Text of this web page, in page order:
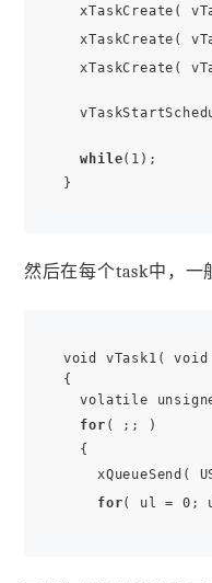
xTaskCreate(
xTaskCreate(
xTaskCreate(
while(1);
然后在每个task中，一
void vTask1( void
{
volatile
for ( ;; )
{
xQueueSend(
for( ul = 0;